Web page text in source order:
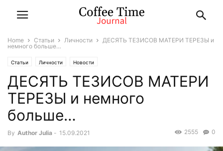
Home Статьи Личности
ДЕСЯТЬ ТЕЗИСОВ МАТЕРИ ТЕРЕЗЫ и
немного больше…
Статьи Личности Новости
ДЕСЯТЬ ТЕЗИСОВ МАТЕРИ
ТЕРЕЗЫ и немного
больше…
By Author Julia - 15.09.2021 0
2555